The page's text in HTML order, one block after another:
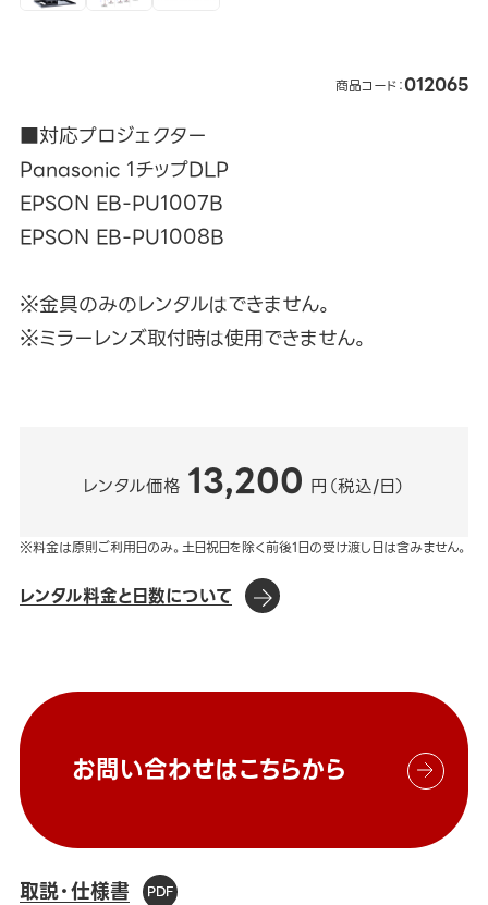
商品コード：012065
■対応プロジェクター
Panasonic 1チップDLP
EPSON EB-PU1007B
EPSON EB-PU1008B
※金具のみのレンタルはできません。
※ミラーレンズ取付時は使用できません。
レンタル価格 13,200 円（税込/日）
※料金は原則ご利用日のみ。土日祝日を除く前後1日の受け渡し日は含みません。
レンタル料金と日数について
お問い合わせはこちらから
取説・仕様書